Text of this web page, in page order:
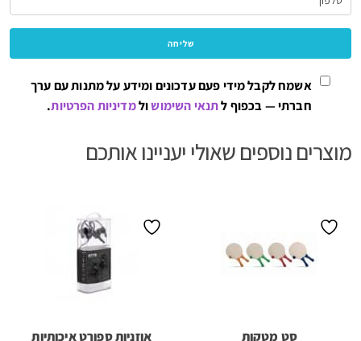
אשמח לקבל מידי פעם עדכונים ומידע על מתנות עם ערך
חברתי — בכפוף לתנאי השימושולמדיניות הפרטיות.
מוצרים נוספים שאולי יעניינו אותכם
סט מטקות אוזניות ספורט איכותיות